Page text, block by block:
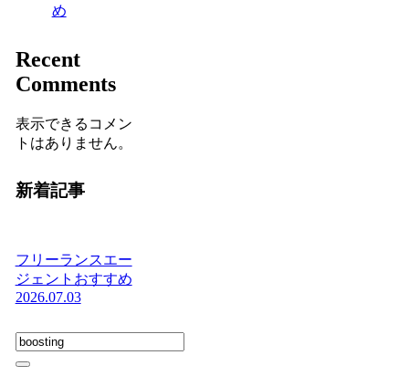
め
Recent
Comments
表示できるコメン
トはありません。
新着記事
フリーランスエー
ジェントおすすめ
2026.07.03